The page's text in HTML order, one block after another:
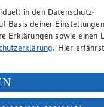
Website
oder Grafiken aus
Anschriften unserer
vor einer
in den Datenschutz-
Basis deiner
Erklärungen sowie einen
. Hier
durch Facebook und
Art. 49 Abs. 1 Satz 1 lit.